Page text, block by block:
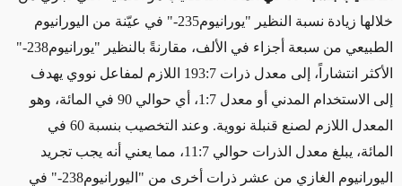
خلالها زيادة نسبة النظير "يورانيوم235- " في عيّنة من اليورانيوم
الطبيعي من سبعة أجزاء في الألف، مقارنةً بالنظير "يورانيوم238-
"
الأكثر انتشاراً، إلى معدل ذرات 193:7 اللازم لمفاعل نووي يهدف
إلى الاستخدام المدني أو معدل 1:7، أي حوالي 90 في المائة،
وهو
المعدل اللازم لصنع قنبلة نووية. وعند التخصيب
بنسبة 60 في
المائة، يبلغ معدل الذرات حوالي 11:7، مما يعني أنه يجب تجريد
اليورانيوم الغازي من عشر ذرات أخرى من "اليورانيوم238- " في